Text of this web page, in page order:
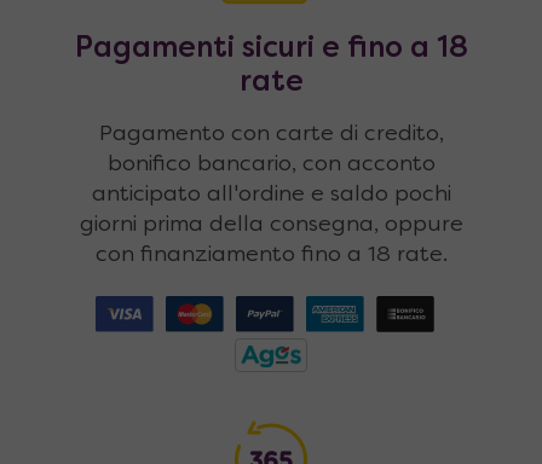
Pagamenti sicuri e fino a 18
rate
Pagamento con carte di credito,
bonifico bancario, con acconto
anticipato all'ordine e saldo pochi
giorni prima della consegna, oppure
con finanziamento fino a 18 rate.